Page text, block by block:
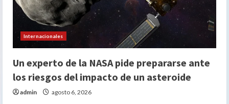
Internacionales
Un experto de la NASA pide prepararse ante
los riesgos del impacto de un asteroide
admin agosto 6, 2026